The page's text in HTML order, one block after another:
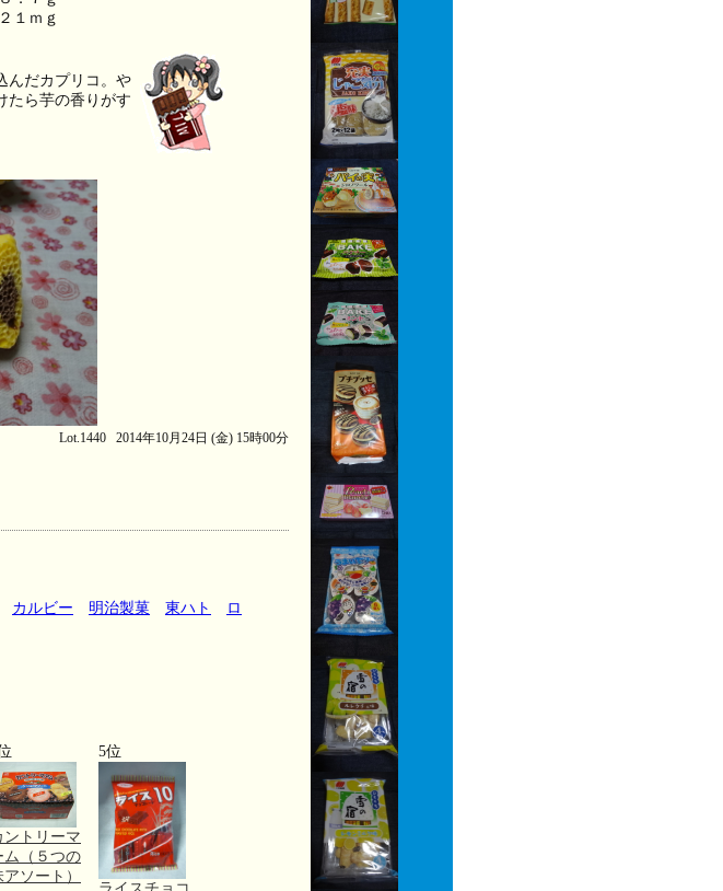
１ｍｇ
んだカプリコ。や
たら芋の香りがす
Lot.1440 2014年10月24日 (金) 15時00分
カルビー 明治製菓 東ハト
ロ
ントリーマ
ム（５つの
アソート）
5位